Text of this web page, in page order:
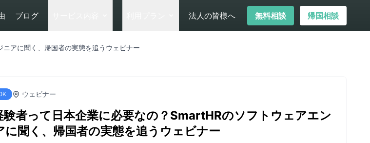
ブログ 法人の皆様へ 無料相談 帰国相談
アに聞く、帰国者の実態を追うウェビナー
ウェビナー
験者って日本企業に必要なの？SmartHRのソフトウェアエン
に聞く、帰国者の実態を追うウェビナー